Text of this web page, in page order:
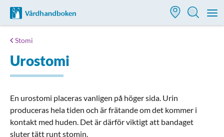
Till startsidan för Vårdhandboken
Stomi
Urostomi
En urostomi placeras vanligen på höger sida. Urin
produceras hela tiden och är frätande om det kommer i
kontakt med huden. Det är därför viktigt att bandaget
sluter tätt runt stomin.